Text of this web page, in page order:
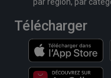
Télécharger